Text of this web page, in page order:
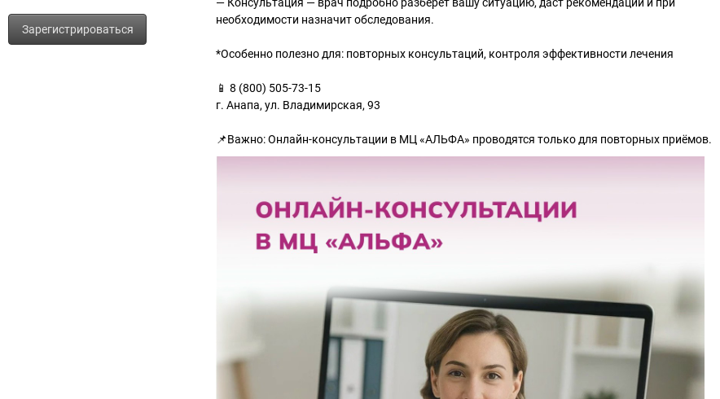
Зарегистрироваться
необходимости назначит обследования.
*Особенно полезно для: повторных консультаций, контроля эффективности лечения
📱 8 (800) 505-73-15
г. Анапа, ул. Владимирская, 93
📌Важно: Онлайн-консультации в МЦ «АЛЬФА» проводятся только для повторных приёмов.